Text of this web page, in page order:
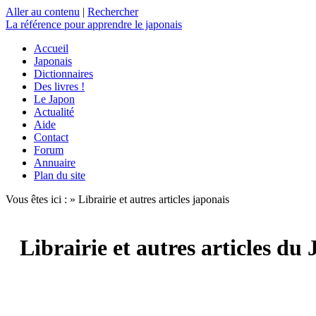
Aller au contenu | Rechercher
La référence pour apprendre le japonais
Accueil
Japonais
Dictionnaires
Des livres !
Le Japon
Actualité
Aide
Contact
Forum
Annuaire
Plan du site
Vous êtes ici : » Librairie et autres articles japonais
Librairie et autres articles du